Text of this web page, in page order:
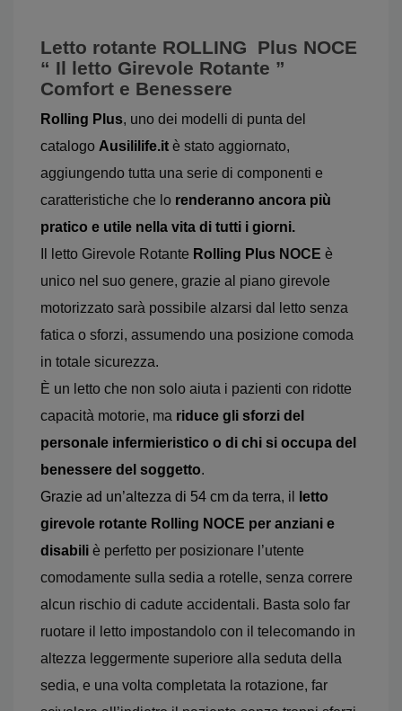
Letto rotante ROLLING Plus NOCE
“ Il letto Girevole Rotante ”
Comfort e Benessere
Rolling Plus, uno dei modelli di punta del
catalogo Ausililife.it è stato aggiornato,
aggiungendo tutta una serie di componenti e
caratteristiche che lo renderanno ancora più
pratico e utile nella vita di tutti i giorni.
Il letto Girevole Rotante Rolling Plus NOCE è
unico nel suo genere, grazie al piano girevole
motorizzato sarà possibile alzarsi dal letto senza
fatica o sforzi, assumendo una posizione comoda
in totale sicurezza.
È un letto che non solo aiuta i pazienti con ridotte
capacità motorie, ma riduce gli sforzi del
personale infermieristico o di chi si occupa del
benessere del soggetto.
Grazie ad un’altezza di 54 cm da terra, il
letto
girevole rotante Rolling NOCE per anziani e
disabili è perfetto per posizionare l’utente
comodamente sulla sedia a rotelle, senza correre
alcun rischio di cadute accidentali. Basta solo far
ruotare il letto impostandolo con il telecomando in
altezza leggermente superiore alla seduta della
sedia, e una volta completata la rotazione, far